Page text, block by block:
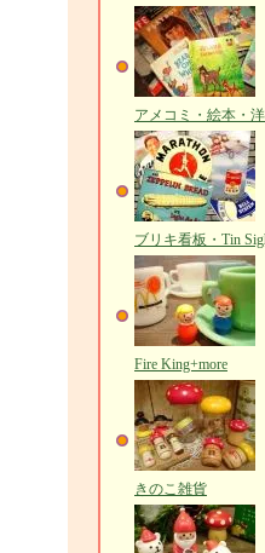
アメコミ・絵本・
ブリキ看板・Tin
Fire King+more
きのこ雑貨